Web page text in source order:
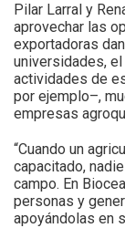
Pilar Larral y
aprovechar las
exportadoras
universidades,
actividades de
por ejemplo–,
empresas
“Cuando un
capacitado,
campo. En
personas y
apoyándolas en